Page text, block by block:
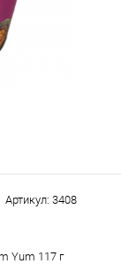
Артикул: 3408
Yum 117 г